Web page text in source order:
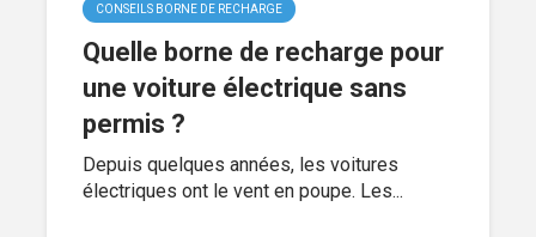
CONSEILS BORNE DE RECHARGE
Quelle borne de recharge pour
une voiture électrique sans
permis ?
Depuis quelques années, les voitures
électriques ont le vent en poupe. Les...